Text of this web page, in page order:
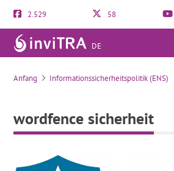
2.529 58
DE
wordfence sicherheit
Anfang Informationssicherheitspolitik (ENS)
wordfence sicherheit